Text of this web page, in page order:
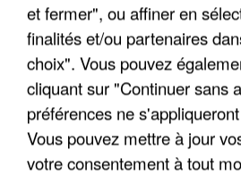
UN SECOND CADRE DE LA
INTERPELLÉ EN ALGÉRIE
et fermer", ou affiner en
finalités et/ou partenaires
choix". Vous pouvez
cliquant sur "Continuer sans
préférences ne
Vous pouvez mettre à jour
votre consentement à tout